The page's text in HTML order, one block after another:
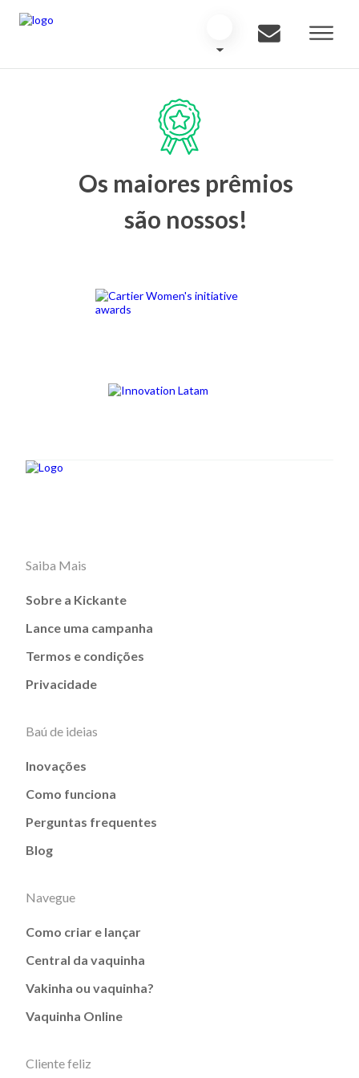
Os maiores prêmios
são nossos!
Saiba Mais
Sobre a Kickante
Lance uma campanha
Termos e condições
Privacidade
Baú de ideias
Inovações
Como funciona
Perguntas frequentes
Blog
Navegue
Como criar e lançar
Central da vaquinha
Vakinha ou vaquinha?
Vaquinha Online
Cliente feliz